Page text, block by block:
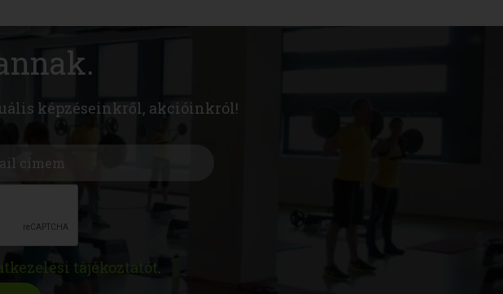
képzéseinkről, akcióinkról!
tájékoztatót.